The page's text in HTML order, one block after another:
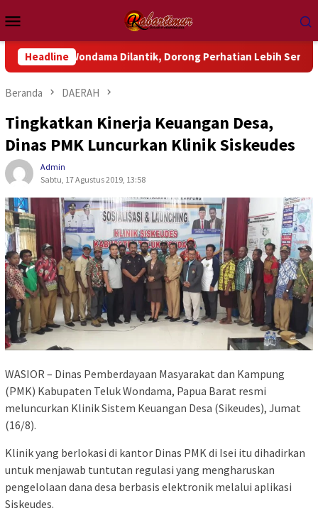
ke
kontenMobile
Headline
Wondama Dilantik, Dorong Perhatian Lebih Serius Terhadap Isu
Beranda DAERAH
Tingkatkan Kinerja Keuangan Desa,
Dinas PMK Luncurkan Klinik Siskeudes
Admin
Sabtu, 17 Agustus 2019, 13:58
WASIOR – Dinas Pemberdayaan Masyarakat dan Kampung
(PMK) Kabupaten Teluk Wondama, Papua Barat resmi
meluncurkan Klinik Sistem Keuangan Desa (Sikeudes), Jumat
(16/8).
Klinik yang berlokasi di kantor Dinas PMK di Isei itu dihadirkan
untuk menjawab tuntutan regulasi yang mengharuskan
pengelolaan dana desa berbasis elektronik melalui aplikasi
Siskeudes.